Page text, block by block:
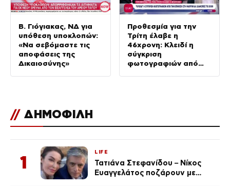
Β. Γιόγιακας, ΝΔ για
υπόθεση υποκλοπών:
«Να σεβόμαστε τις
αποφάσεις της
Δικαιοσύνης»
Προθεσμία για την
Τρίτη έλαβε η
46χρονη: Κλειδί η
σύγκριση
φωτογραφιών από
// ΔΗΜΟΦΙΛΗ
1
LIFE
Τατιάνα Στεφανίδου – Νίκος
Ευαγγελάτος ποζάρουν με